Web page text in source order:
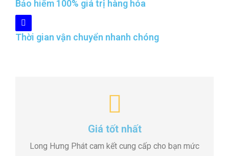
Bảo hiểm 100% giá trị hàng hóa
Thời gian vận chuyển nhanh chóng
Giá tốt nhất
Long Hưng Phát cam kết cung cấp cho bạn mức